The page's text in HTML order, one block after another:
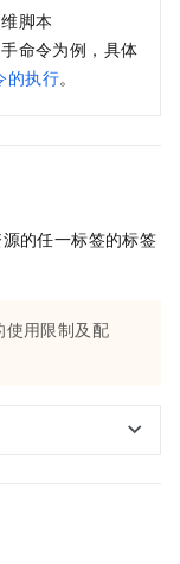
脚本
命令为例，具体
的执行。
的任一标签的标签
使用限制及配